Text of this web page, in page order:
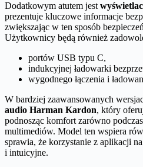
Dodatkowym atutem jest
prezentuje kluczowe informacje
zwiększając w ten sposób
Użytkownicy będą również
portów USB typu C,
indukcyjnej ładowarki
wygodnego łączenia i
W bardziej zaawansowanych
audio Harman Kardon, który
podnosząc komfort zarówno
multimediów. Model ten wspiera
sprawia, że korzystanie z aplikacji
i intuicyjne.